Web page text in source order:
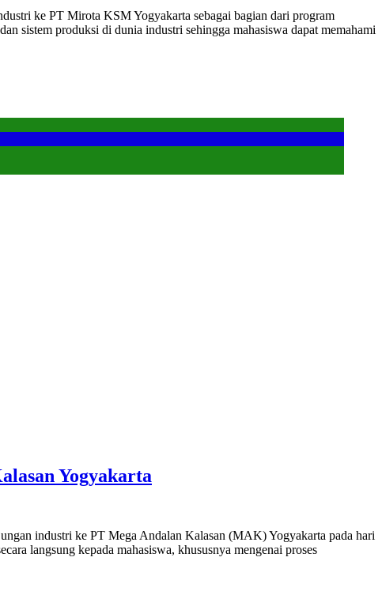
ke PT Mirota KSM Yogyakarta sebagai bagian dari program
sistem produksi di dunia industri sehingga mahasiswa dapat memahami
Yogyakarta
industri ke PT Mega Andalan Kalasan (MAK) Yogyakarta pada hari
langsung kepada mahasiswa, khususnya mengenai proses